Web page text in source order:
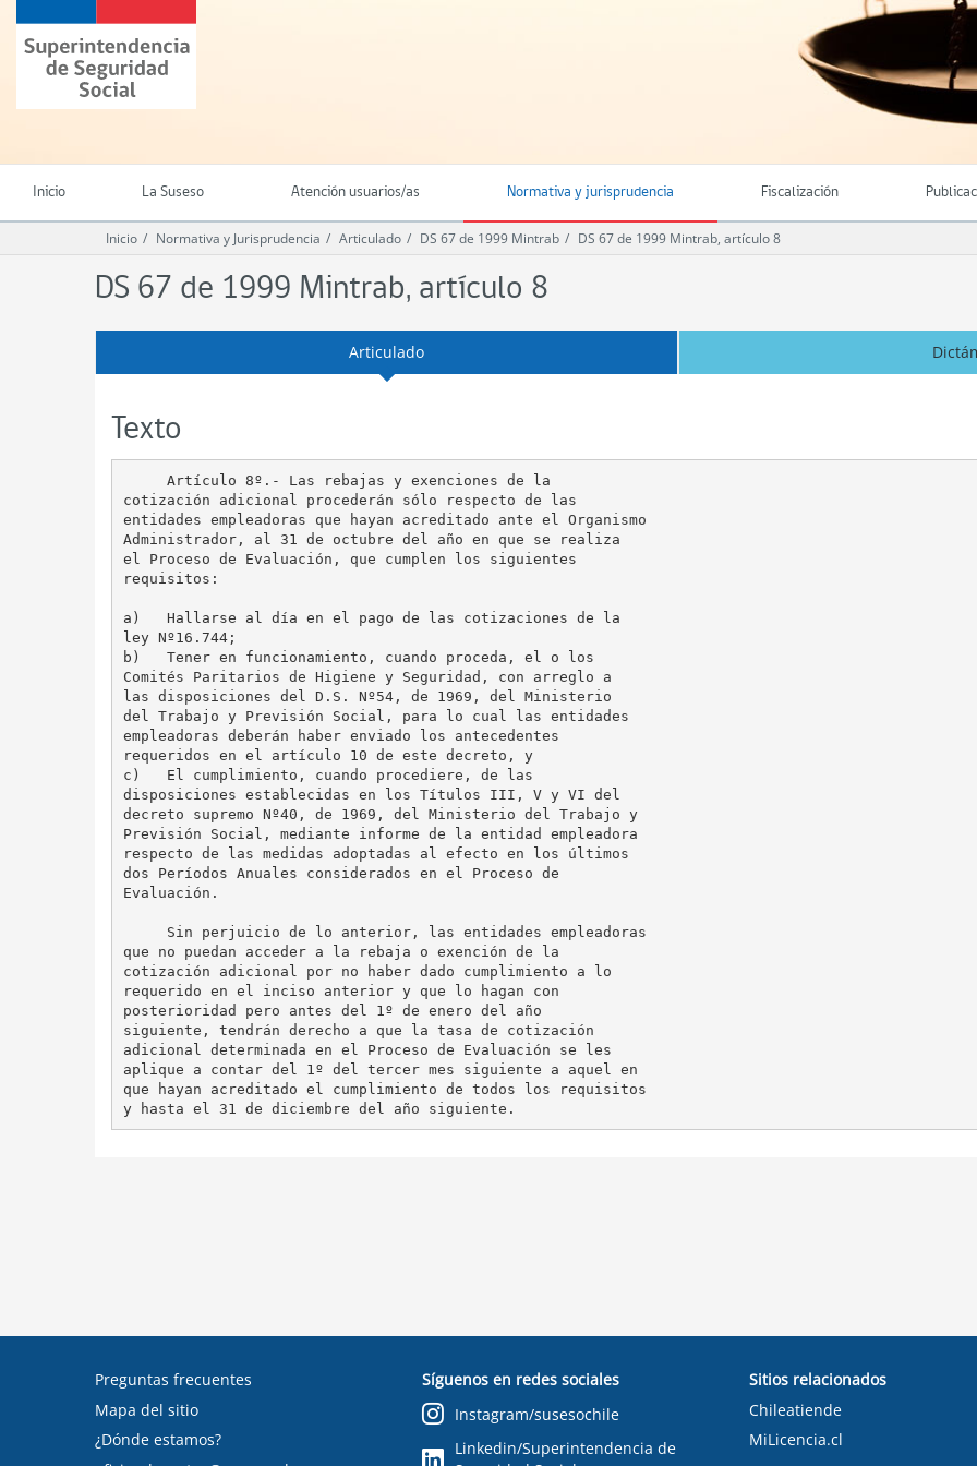
contenido
principal
Superintendencia
de
Seguridad
(SUSESO)
Chile
Inicio La Suseso Atención usuarios/as Normativa y jurisprudencia Fiscalización
Inicio Normativa y Jurisprudencia Articulado DS 67 de 1999 Mintrab DS 67 de 1999 Mintrab, artículo 8
DS 67 de 1999 Mintrab, artículo 8
Articulado
Texto
     Artículo 8º.- Las rebajas y exenciones de la
cotización adicional procederán sólo respecto de las
entidades empleadoras que hayan acreditado ante el Organismo
Administrador, al 31 de octubre del año en que se realiza
el Proceso de Evaluación, que cumplen los siguientes
requisitos:
a)   Hallarse al día en el pago de las cotizaciones de la
ley Nº16.744;
b)   Tener en funcionamiento, cuando proceda, el o los
Comités Paritarios de Higiene y Seguridad, con arreglo a
las disposiciones del D.S. Nº54, de 1969, del Ministerio
del Trabajo y Previsión Social, para lo cual las entidades
empleadoras deberán haber enviado los antecedentes
requeridos en el artículo 10 de este decreto, y
c)   El cumplimiento, cuando procediere, de las
disposiciones establecidas en los Títulos III, V y VI del
decreto supremo Nº40, de 1969, del Ministerio del Trabajo y
Previsión Social, mediante informe de la entidad empleadora
respecto de las medidas adoptadas al efecto en los últimos
dos Períodos Anuales considerados en el Proceso de
Evaluación.
     Sin perjuicio de lo anterior, las entidades empleadoras
que no puedan acceder a la rebaja o exención de la
cotización adicional por no haber dado cumplimiento a lo
requerido en el inciso anterior y que lo hagan con
posterioridad pero antes del 1º de enero del año
siguiente, tendrán derecho a que la tasa de cotización
adicional determinada en el Proceso de Evaluación se les
aplique a contar del 1º del tercer mes siguiente a aquel en
que hayan acreditado el cumplimiento de todos los requisitos
Preguntas frecuentes
Mapa del sitio
¿Dónde estamos?
Síguenos en redes sociales
Instagram/susesochile
Linkedin/Superintendencia de
Sitios relacionados
Chileatiende
MiLicencia.cl